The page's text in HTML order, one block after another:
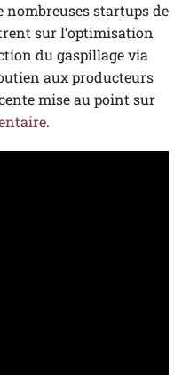
startups de
sur l’optimisation
du gaspillage via
aux producteurs
mise au point sur
.